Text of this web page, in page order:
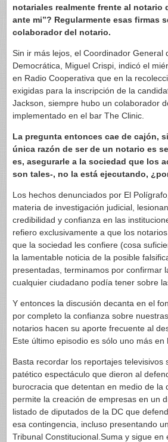
notariales realmente frente al notario
ante mi”? Regularmente esas firmas
colaborador del notario.
Sin ir más lejos, el Coordinador General
Democrática, Miguel Crispi, indicó el
en Radio Cooperativa que en la
exigidas para la inscripción de la
Jackson, siempre hubo un colaborador
implementado en el bar The Clinic.
La pregunta entonces cae de cajón,
única razón de ser de un notario es
es, asegurarle a la sociedad que los
son tales-, no la está ejecutando,
Los hechos denunciados por El
materia de investigación judicial,
credibilidad y confianza en las
refiero exclusivamente a que los
que la sociedad les confiere (cosa
la lamentable noticia de la posible
presentadas, terminamos por confirmar
cualquier ciudadano podía tener sobre
Y entonces la discusión decanta en el
por completo la confianza sobre
notarios hacen su aporte frecuente al
Este último episodio es sólo uno más en
Basta recordar los reportajes televisivos
patético espectáculo que dieron al
burocracia que detentan en medio de la
permite la creación de empresas en un
listado de diputados de la DC que
esa contingencia, incluso presentando
Tribunal Constitucional.Suma y sigue en